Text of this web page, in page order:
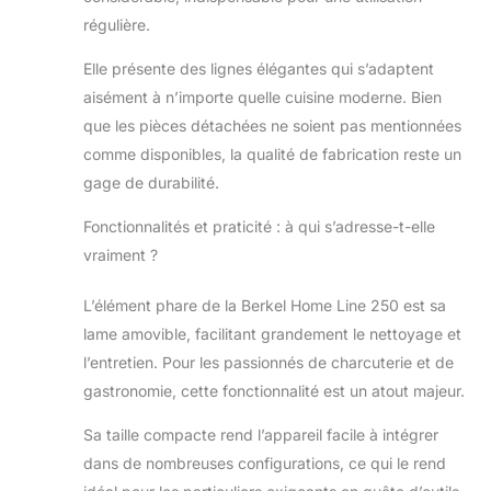
charcuterie
courants pour
une utilisation
médiocre.
Recommandation
de ponçage et
fonctionnement
de la machine. Si
vous avez des
questions, nous
de vous conseiller
personnellement.
Utilisation
régulière.
Elle présente des lignes élégantes qui s’adaptent
aisément à n’importe quelle cuisine moderne. Bien
que les pièces détachées ne soient pas mentionnées
comme disponibles, la qualité de fabrication reste un
gage de durabilité.
Fonctionnalités et praticité : à qui s’adresse-t-elle
vraiment ?
L’élément phare de la Berkel Home Line 250 est sa
lame amovible, facilitant grandement le nettoyage et
l’entretien. Pour les passionnés de charcuterie et de
gastronomie, cette fonctionnalité est un atout majeur.
Sa taille compacte rend l’appareil facile à intégrer
dans de nombreuses configurations, ce qui le rend